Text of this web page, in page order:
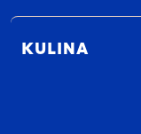
KULINA